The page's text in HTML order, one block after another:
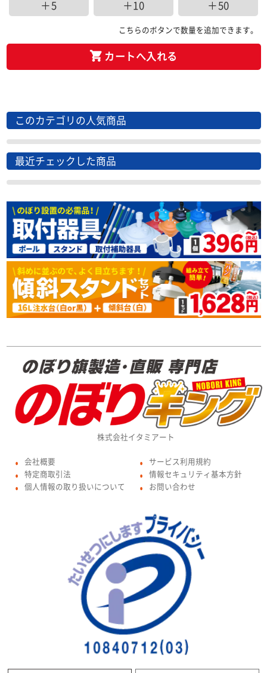
＋5 ＋10 ＋50
こちらのボタンで数量を追加できます。
カートへ入れる
このカテゴリの人気商品
最近チェックした商品
株式会社イタミアート
● 会社概要
● 特定商取引法
● 個人情報の取り扱いについて
● サービス利用規約
● 情報セキュリティ基本方針
● お問い合わせ